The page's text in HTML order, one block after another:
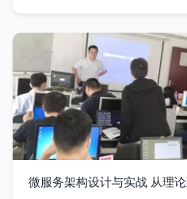
微服务架构设计与实战 从理